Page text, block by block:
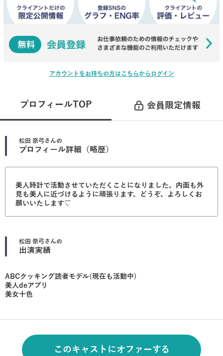
アカウントをお持ちの方はこちらからログイン
プロフィールTOP 会員限定情報
松田 奈弓 さんの
プロフィール詳細（略歴）
美人時計で活動させていただくことになりました。内面も外
見も美人に近づけるように頑張ります。どうぞ、よろしくお
願いいたします♡
松田 奈弓 さんの
出演実績
ABCクッキング読者モデル(現在も活動中)
美人deアプリ
美女十色
このキャストにオファーする